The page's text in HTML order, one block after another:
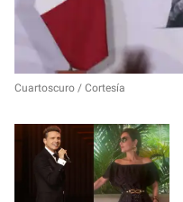
Cuartoscuro / Cortesía